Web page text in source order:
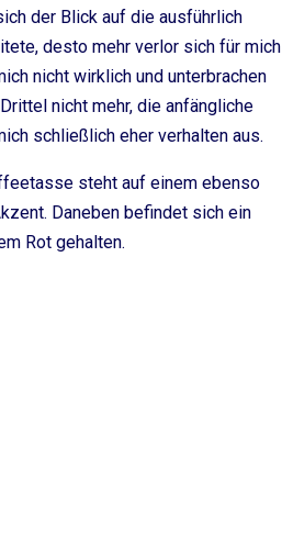
der Blick auf die ausführlich
desto mehr verlor sich für mich
nicht wirklich und unterbrachen
nicht mehr, die anfängliche
schließlich eher verhalten aus.
steht auf einem ebenso
Daneben befindet sich ein
Rot gehalten.